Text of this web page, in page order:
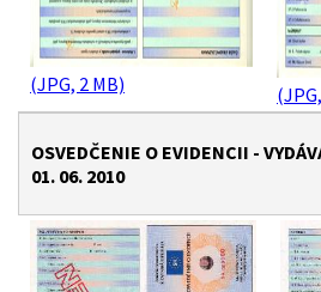
(JPG, 2 MB)
OSVEDČENIE O EVIDENCII -
01. 06. 2010